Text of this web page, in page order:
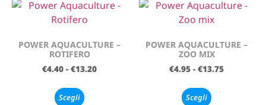
POWER AQUACULTURE –
ROTIFERO
€4.40 - €13.20
Scegli
POWER AQUACULTURE –
ZOO MIX
€4.95 - €13.75
Scegli